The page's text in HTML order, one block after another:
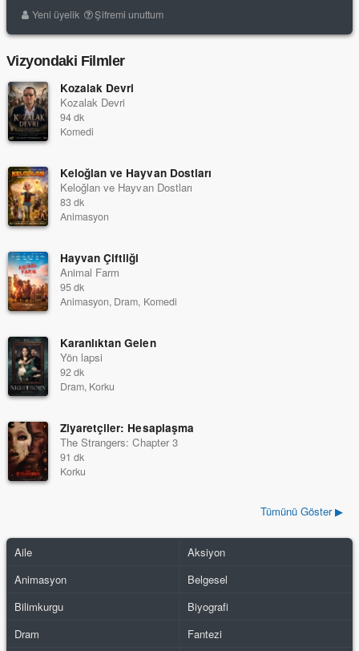
Yeni üyelik Şifremi unuttum
Vizyondaki Filmler
Kozalak Devri
Kozalak Devri
94 dk
Komedi
Keloğlan ve Hayvan Dostları
Keloğlan ve Hayvan Dostları
83 dk
Animasyon
Hayvan Çiftliği
Animal Farm
95 dk
Animasyon, Dram, Komedi
Karanlıktan Gelen
Yön lapsi
92 dk
Dram, Korku
Ziyaretçiler: Hesaplaşma
The Strangers: Chapter 3
91 dk
Korku
Tümünü Göster ▶
Aile
Aksiyon
Animasyon
Belgesel
Bilimkurgu
Biyografi
Dram
Fantezi